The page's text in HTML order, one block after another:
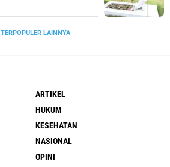
TERPOPULER LAINNYA
ARTIKEL
HUKUM
KESEHATAN
NASIONAL
OPINI